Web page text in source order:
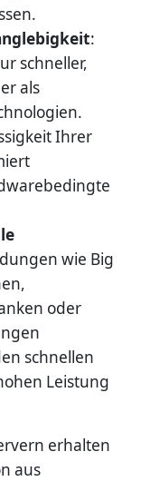
:
schneller,
als
Ihrer
wie Big
oder
schnellen
Leistung
erhalten
aus